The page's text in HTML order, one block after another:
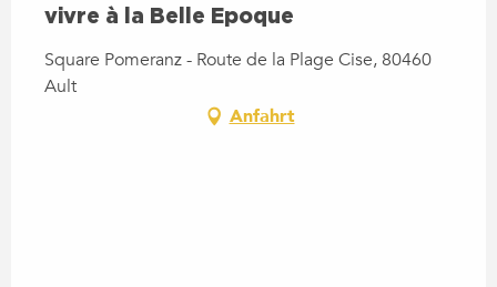
vivre à la Belle Epoque
Square Pomeranz - Route de la Plage Cise, 80460
Ault
Anfahrt